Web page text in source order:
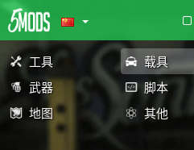
工具 载具
武器
脚本
地图
其他